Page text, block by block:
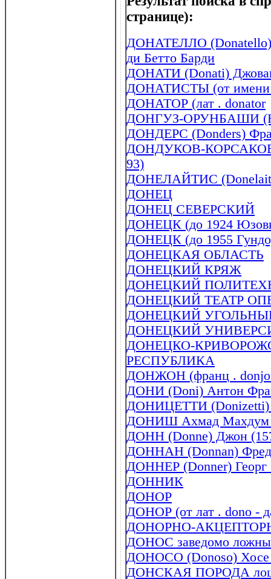
странице):
ДОНАТЕЛЛО (Donatello)
ди Бетто Барди
ДОНАТИ (Donati)
ДОНАТИСТЫ (от имени
ДОНАТОР (лат . donator
ДОНГУЗ-ОРУНБАШИ
ДОНДЕРС (Donders)
ДОНДУКОВ-КОРСАКОВ
93)
ДОНЕЛАЙТИС
ДОНЕЦ
ДОНЕЦ СЕВЕРСКИЙ
ДОНЕЦК (до 1924
ДОНЕЦК (до 1955
ДОНЕЦКАЯ ОБЛАСТЬ
ДОНЕЦКИЙ КРЯЖ
ДОНЕЦКИЙ
ДОНЕЦКИЙ ТЕАТР
ДОНЕЦКИЙ
ДОНЕЦКИЙ
ДОНЕЦКО-
РЕСПУБЛИКА
ДОНЖОН (франц .
ДОНИ (Doni) Антон
ДОНИЦЕТТИ (Donizetti)
ДОНИШ Ахмад Махдум
ДОНН (Donne) Джон
ДОННАН (Donnan)
ДОННЕР (Donner) Георг
ДОННИК
ДОНОР
ДОНОР (от лат . dono -
ДОНОРНО-
ДОНОС заведомо
ДОНОСО (Donoso) Хосе
ДОНСКАЯ ПОРОДА